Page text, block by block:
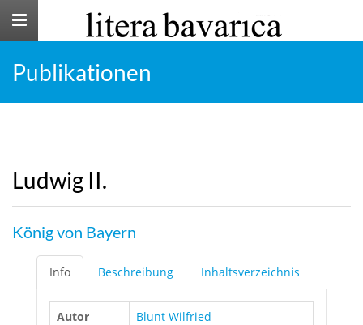
Toggle
Publikationen
Ludwig II.
König von Bayern
Info Beschreibung Inhaltsverzeichnis
Autor
Blunt Wilfried